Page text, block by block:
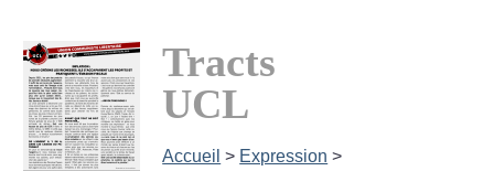
Tracts
UCL
Accueil > Expression >